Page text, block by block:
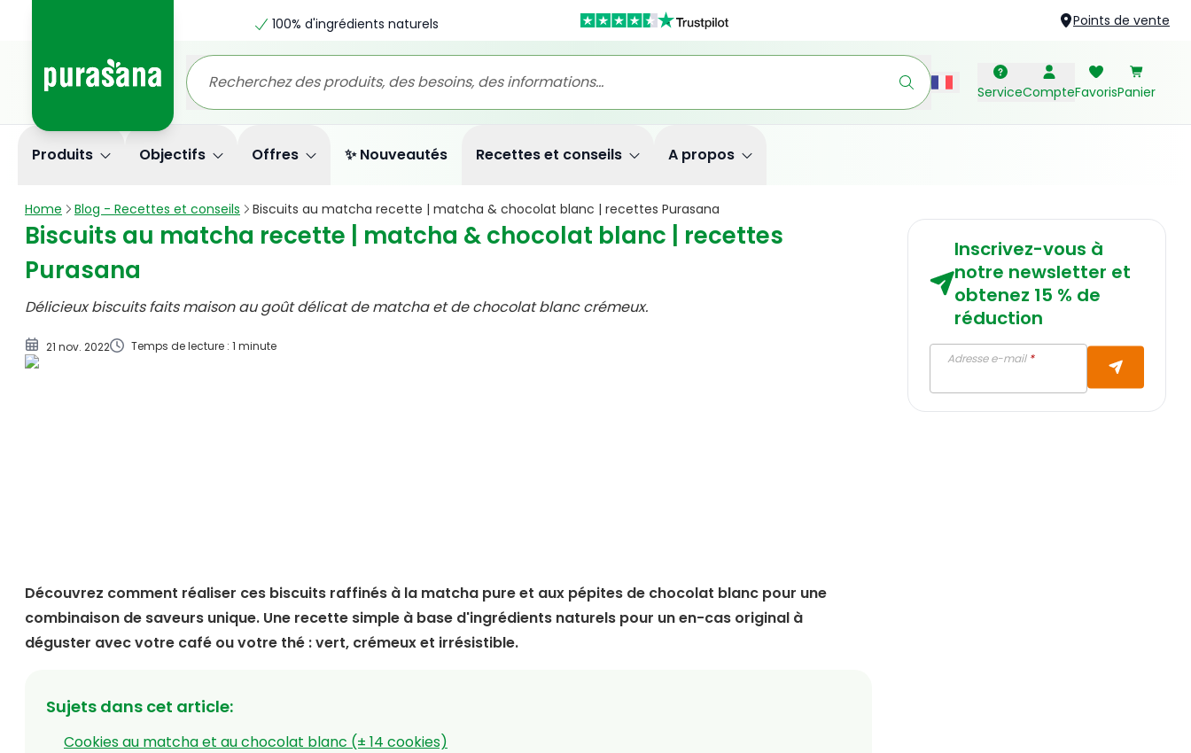
100% d'ingrédients naturels Points de vente
ServiceCompteFavorisPanier
Produits Objectifs Offres ✨ Nouveautés Recettes et conseils A propos
Home Blog - Recettes et conseils Biscuits au matcha recette | matcha & chocolat blanc | recettes Purasana
Biscuits au matcha recette | matcha & chocolat blanc | recettes
Purasana
Délicieux biscuits faits maison au goût délicat de matcha et de chocolat blanc crémeux.
21 nov. 2022 Temps de lecture : 1 minute
Découvrez comment réaliser ces biscuits raffinés à la matcha pure et aux pépites de chocolat blanc pour une
combinaison de saveurs unique. Une recette simple à base d'ingrédients naturels pour un en-cas original à
déguster avec votre café ou votre thé : vert, crémeux et irrésistible.
Sujets dans cet article:
Cookies au matcha et au chocolat blanc (± 14 cookies)
Inscrivez-vous à
notre newsletter et
obtenez 15 % de
réduction
Adresse e-mail*